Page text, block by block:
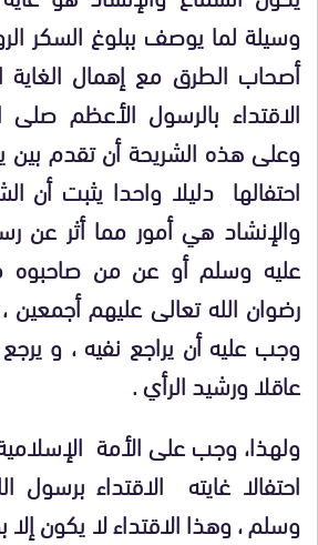
وسيلة لما يوصف ببلوغ السكر
أصحاب الطرق مع إهمال الغاية
الاقتداء بالرسول الأعظم
وعلى هذه الشريحة أن تقدم
احتفالها دليلا واحدا يثبت أن
والإنشاد هي أمور مما أثر عن
عليه وسلم أو عن من صاحبوه
رضوان الله تعالى عليهم
وجب عليه أن يراجع نفيه ، و
عاقلا ورشيد الرأي .
ولهذا، وجب على الأمة
احتفالا غايته الاقتداء برسول
وسلم ، وهذا الاقتداء لا يكون